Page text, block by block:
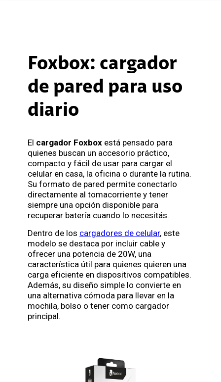
Foxbox: cargador
de pared para uso
diario
El cargador Foxbox está pensado para
quienes buscan un accesorio práctico,
compacto y fácil de usar para cargar el
celular en casa, la oficina o durante la rutina.
Su formato de pared permite conectarlo
directamente al tomacorriente y tener
siempre una opción disponible para
recuperar batería cuando lo necesitás.
Dentro de los cargadores de celular, este
modelo se destaca por incluir cable y
ofrecer una potencia de 20W, una
característica útil para quienes quieren una
carga eficiente en dispositivos compatibles.
Además, su diseño simple lo convierte en
una alternativa cómoda para llevar en la
mochila, bolso o tener como cargador
principal.